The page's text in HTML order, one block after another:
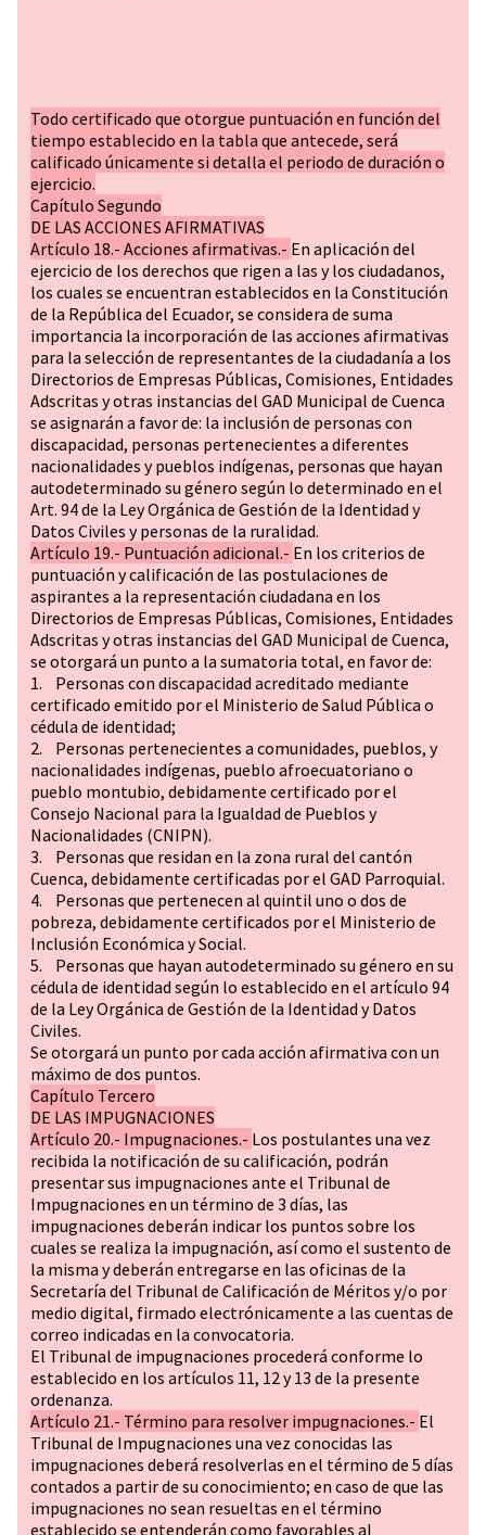
Todo certificado que otorgue puntuación en función del
tiempo establecido en la tabla que antecede, será
calificado únicamente si detalla el periodo de duración o
ejercicio.
Capítulo Segundo
DE LAS ACCIONES AFIRMATIVAS
Artículo 18.- Acciones afirmativas.- En aplicación del
ejercicio de los derechos que rigen a las y los ciudadanos,
los cuales se encuentran establecidos en la Constitución
de la República del Ecuador, se considera de suma
importancia la incorporación de las acciones afirmativas
para la selección de representantes de la ciudadanía a los
Directorios de Empresas Públicas, Comisiones, Entidades
Adscritas y otras instancias del GAD Municipal de Cuenca
se asignarán a favor de: la inclusión de personas con
discapacidad, personas pertenecientes a diferentes
nacionalidades y pueblos indígenas, personas que hayan
autodeterminado su género según lo determinado en el
Art. 94 de la Ley Orgánica de Gestión de la Identidad y
Datos Civiles y personas de la ruralidad.
Artículo 19.- Puntuación adicional.- En los criterios de
puntuación y calificación de las postulaciones de
aspirantes a la representación ciudadana en los
Directorios de Empresas Públicas, Comisiones, Entidades
Adscritas y otras instancias del GAD Municipal de Cuenca,
se otorgará un punto a la sumatoria total, en favor de:
1. Personas con discapacidad acreditado mediante
certificado emitido por el Ministerio de Salud Pública o
cédula de identidad;
2. Personas pertenecientes a comunidades, pueblos, y
nacionalidades indígenas, pueblo afroecuatoriano o
pueblo montubio, debidamente certificado por el
Consejo Nacional para la Igualdad de Pueblos y
Nacionalidades (CNIPN).
3. Personas que residan en la zona rural del cantón
Cuenca, debidamente certificadas por el GAD Parroquial.
4. Personas que pertenecen al quintil uno o dos de
pobreza, debidamente certificados por el Ministerio de
Inclusión Económica y Social.
5. Personas que hayan autodeterminado su género en su
cédula de identidad según lo establecido en el artículo 94
de la Ley Orgánica de Gestión de la Identidad y Datos
Civiles.
Se otorgará un punto por cada acción afirmativa con un
máximo de dos puntos.
Capítulo Tercero
DE LAS IMPUGNACIONES
Artículo 20.- Impugnaciones.- Los postulantes una vez
recibida la notificación de su calificación, podrán
presentar sus impugnaciones ante el Tribunal de
Impugnaciones en un término de 3 días, las
impugnaciones deberán indicar los puntos sobre los
cuales se realiza la impugnación, así como el sustento de
la misma y deberán entregarse en las oficinas de la
Secretaría del Tribunal de Calificación de Méritos y/o por
medio digital, firmado electrónicamente a las cuentas de
correo indicadas en la convocatoria.
El Tribunal de impugnaciones procederá conforme lo
establecido en los artículos 11, 12 y 13 de la presente
ordenanza.
Artículo 21.- Término para resolver impugnaciones.- El
Tribunal de Impugnaciones una vez conocidas las
impugnaciones deberá resolverlas en el término de 5 días
contados a partir de su conocimiento; en caso de que las
impugnaciones no sean resueltas en el término
establecido se entenderán como favorables al